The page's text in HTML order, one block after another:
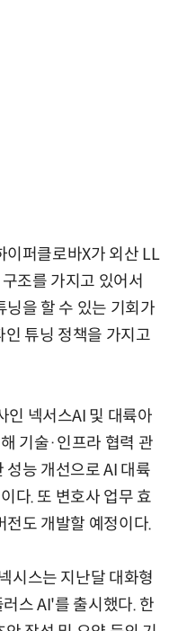
이퍼클로바X가 외산 LL
조를 가지고 있어서
닝을 할 수 있는 기회가
인 튜닝 정책을 가지고
인 넥서스AI 및 대륙아
기술·인프라 협력 관
성능 개선으로 AI 대륙
다. 또 변호사 업무 효
전도 개발할 예정이다.
시스는 지난달 대화형
스 AI'를 출시했다. 한